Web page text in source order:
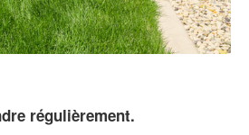
régulièrement.